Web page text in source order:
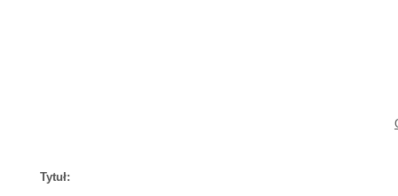
Tytuł: